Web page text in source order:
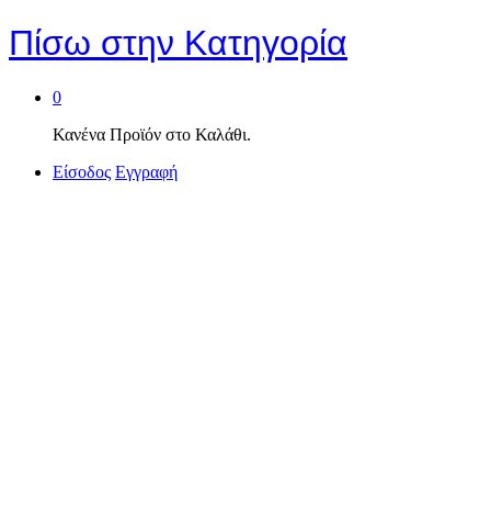
Πίσω στην Κατηγορία
0
Κανένα Προϊόν στο Καλάθι.
Είσοδος Εγγραφή